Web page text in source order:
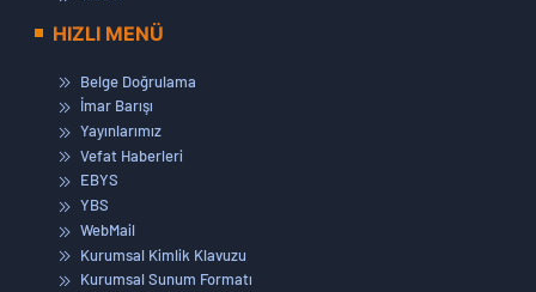
HIZLI MENÜ
Belge Doğrulama
İmar Barışı
Yayınlarımız
Vefat Haberleri
EBYS
YBS
WebMail
Kurumsal Kimlik Klavuzu
Kurumsal Sunum Formatı